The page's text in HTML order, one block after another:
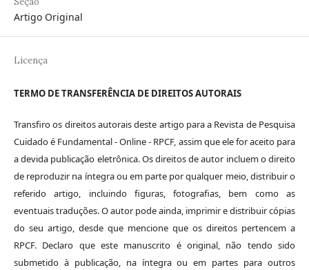
Artigo Original
Licença
TERMO DE TRANSFERÊNCIA DE DIREITOS AUTORAIS
Transfiro os direitos autorais deste artigo para a Revista de Pesquisa
Cuidado é Fundamental - Online - RPCF, assim que ele for aceito para
a devida publicação eletrônica. Os direitos de autor incluem o direito
de reproduzir na íntegra ou em parte por qualquer meio, distribuir o
referido artigo, incluindo figuras, fotografias, bem como as
eventuais traduções. O autor pode ainda, imprimir e distribuir cópias
do seu artigo, desde que mencione que os direitos pertencem a
RPCF. Declaro que este manuscrito é original, não tendo sido
submetido à publicação, na íntegra ou em partes para outros